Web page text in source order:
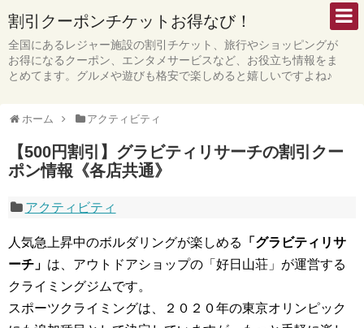
割引クーポンチケットお得なび！
全国にあるレジャー施設の割引チケット、旅行やショッピングが
お得になるクーポン、エンタメサービスなど、お役立ち情報をま
とめてます。グルメや遊びも格安で楽しめると嬉しいですよね♪
ホーム アクティビティ
【500円割引】グラビティリサーチの割引クー
ポン情報《各店共通》
アクティビティ
人気急上昇中のボルダリングが楽しめる
「グラビティリサ
ーチ」 は、アウトドアショップの「好日山荘」が運営する
クライミングジムです。
スポーツクライミングは、２０２０年の東京オリンピック